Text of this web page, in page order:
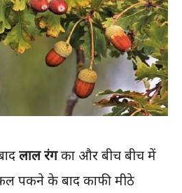
लाल रंगका और बीच बीच में
पकने के बाद काफी मीठे